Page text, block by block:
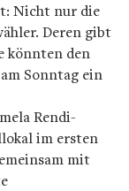
Nicht nur die
Deren gibt
könnten den
Sonntag ein
Rendi-
im ersten
mit